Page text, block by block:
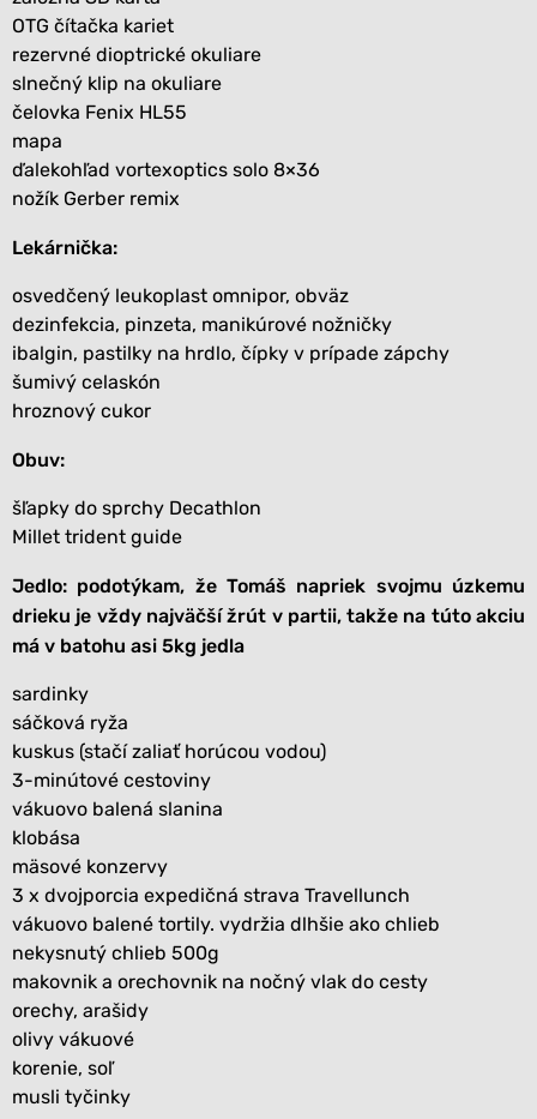
OTG čítačka kariet
rezervné dioptrické okuliare
slnečný klip na okuliare
čelovka Fenix HL55
mapa
ďalekohľad vortexoptics solo 8×36
nožík Gerber remix
Lekárnička:
osvedčený leukoplast omnipor, obväz
dezinfekcia, pinzeta, manikúrové nožničky
ibalgin, pastilky na hrdlo, čípky v prípade zápchy
šumivý celaskón
hroznový cukor
Obuv:
šľapky do sprchy Decathlon
Millet trident guide
Jedlo: podotýkam, že Tomáš napriek svojmu úzkemu
drieku je vždy najväčší žrút v partii, takže na túto akciu
má v batohu asi 5kg jedla
sardinky
sáčková ryža
kuskus (stačí zaliať horúcou vodou)
3-minútové cestoviny
vákuovo balená slanina
klobása
mäsové konzervy
3 x dvojporcia expedičná strava Travellunch
vákuovo balené tortily. vydržia dlhšie ako chlieb
nekysnutý chlieb 500g
makovnik a orechovnik na nočný vlak do cesty
orechy, arašidy
olivy vákuové
korenie, soľ
musli tyčinky